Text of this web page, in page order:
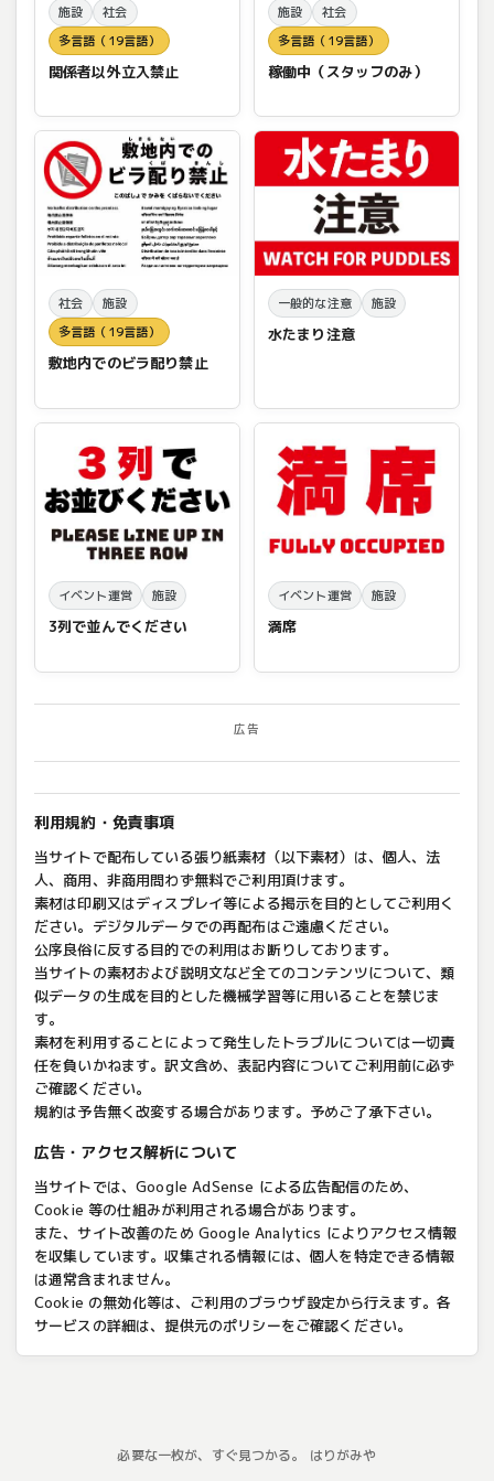
施設
社会
多言語（19言語）
関係者以外立入禁止
施設
社会
多言語（19言語）
稼働中（スタッフのみ）
社会
施設
多言語（19言語）
敷地内でのビラ配り禁止
一般的な注意 施設
水たまり注意
イベント運営 施設
3列で並んでください
イベント運営 施設
満席
広告
利用規約・免責事項
当サイトで配布している張り紙素材（以下素材）は、個人、法
人、商用、非商用問わず無料でご利用頂けます。
素材は印刷又はディスプレイ等による掲示を目的としてご利用く
ださい。デジタルデータでの再配布はご遠慮ください。
公序良俗に反する目的での利用はお断りしております。
当サイトの素材および説明文など全てのコンテンツについて、類
似データの生成を目的とした機械学習等に用いることを禁じま
す。
素材を利用することによって発生したトラブルについては一切責
任を負いかねます。訳文含め、表記内容についてご利用前に必ず
ご確認ください。
規約は予告無く改変する場合があります。予めご了承下さい。
広告・アクセス解析について
当サイトでは、Google AdSense による広告配信のため、
Cookie 等の仕組みが利用される場合があります。
また、サイト改善のため Google Analytics によりアクセス情報
を収集しています。収集される情報には、個人を特定できる情報
は通常含まれません。
Cookie の無効化等は、ご利用のブラウザ設定から行えます。各
サービスの詳細は、提供元のポリシーをご確認ください。
必要な一枚が、すぐ見つかる。 はりがみや